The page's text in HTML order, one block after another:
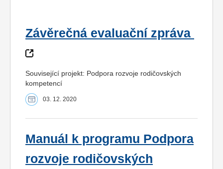
Závěrečná evaluační zpráva
Související projekt: Podpora rozvoje rodičovských
kompetencí
03. 12. 2020
Manuál k programu Podpora
rozvoje rodičovských